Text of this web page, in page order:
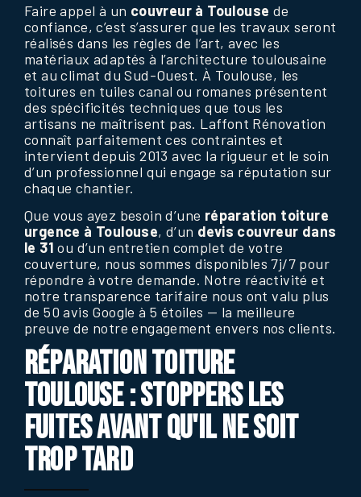
Faire appel à un couvreur à Toulouse de
confiance, c’est s’assurer que les travaux seront
réalisés dans les règles de l’art, avec les
matériaux adaptés à l’architecture toulousaine
et au climat du Sud-Ouest. À Toulouse, les
toitures en tuiles canal ou romanes présentent
des spécificités techniques que tous les
artisans ne maîtrisent pas. Laffont Rénovation
connaît parfaitement ces contraintes et
intervient depuis 2013 avec la rigueur et le soin
d’un professionnel qui engage sa réputation sur
chaque chantier.
Que vous ayez besoin d’une réparation toiture
urgence à Toulouse, d’un devis couvreur dans
le 31 ou d’un entretien complet de votre
couverture, nous sommes disponibles 7j/7 pour
répondre à votre demande. Notre réactivité et
notre transparence tarifaire nous ont valu plus
de 50 avis Google à 5 étoiles — la meilleure
preuve de notre engagement envers nos clients.
RÉPARATION TOITURE
TOULOUSE : STOPPERS LES
FUITES AVANT QU'IL NE SOIT
TROP TARD